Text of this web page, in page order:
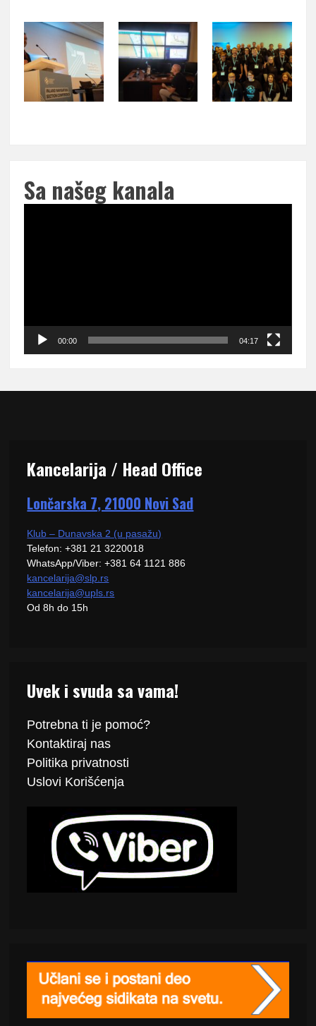
Sa našeg kanala
00:00 04:17
Kancelarija / Head Office
Lončarska 7, 21000 Novi Sad
Klub – Dunavska 2 (u pasažu)
Telefon: +381 21 3220018
WhatsApp/Viber: +381 64 1121 886
kancelarija@slp.rs
kancelarija@upls.rs
Od 8h do 15h
Uvek i svuda sa vama!
Potrebna ti je pomoć?
Kontaktiraj nas
Politika privatnosti
Uslovi Korišćenja